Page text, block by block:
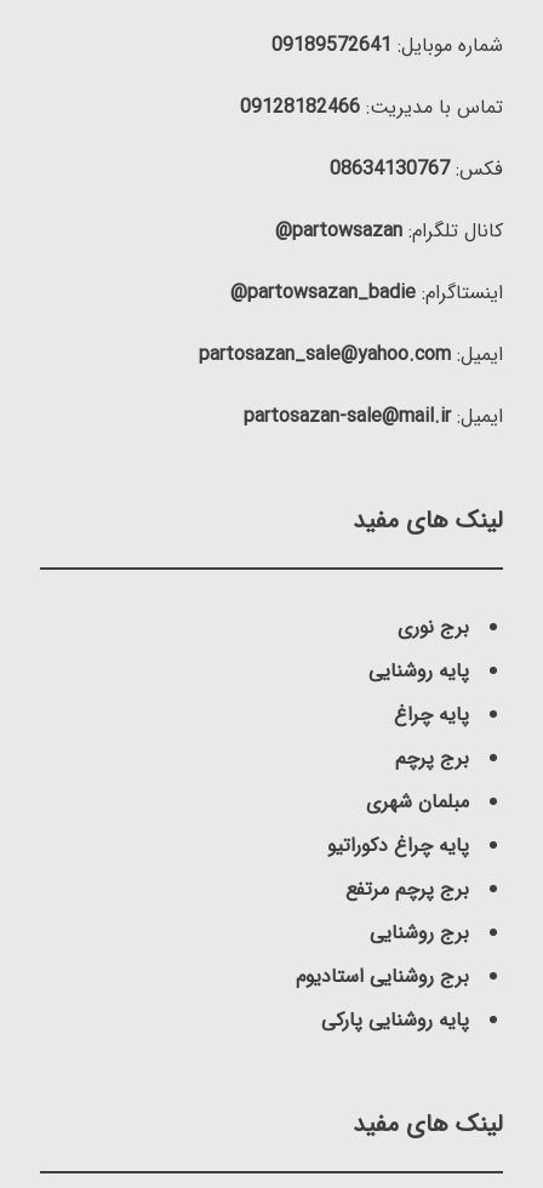
شماره موبایل: 09189572641
تماس با مدیریت:09128182466
فکس:08634130767
کانال تلگرام:partowsazan@
اینستاگرام:partowsazan_badie@
ایمیل:partosazan_sale@yahoo.com
ایمیل:partosazan-sale@mail.ir
لینک های مفید
برج نوری
پایه روشنایی
پایه چراغ
برج پرچم
مبلمان شهری
پایه چراغ دکوراتیو
برج پرچم مرتفع
برج روشنایی
برج روشنایی استادیوم
پایه روشنایی پارکی
لینک های مفید